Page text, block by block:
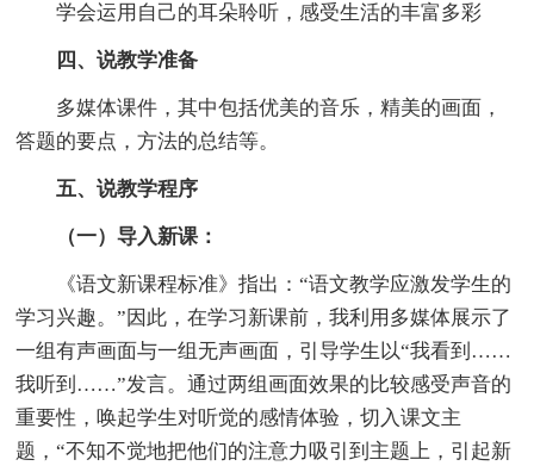
学会运用自己的耳朵聆听，感受生活的丰富多彩
四、说教学准备
多媒体课件，其中包括优美的音乐，精美的画面，
答题的要点，方法的总结等。
五、说教学程序
（一）导入新课：
《语文新课程标准》指出：“语文教学应激发学生的
学习兴趣。”因此，在学习新课前，我利用多媒体展示了
一组有声画面与一组无声画面，引导学生以“我看到……
我听到……”发言。通过两组画面效果的比较感受声音的
重要性，唤起学生对听觉的感情体验，切入课文主
题，“不知不觉地把他们的注意力吸引到主题上，引起新